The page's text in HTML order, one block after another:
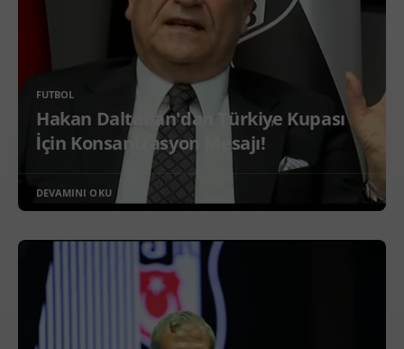
FUTBOL
Hakan Daltaban'dan Türkiye Kupası
İçin Konsantrasyon Mesajı!
DEVAMINI OKU